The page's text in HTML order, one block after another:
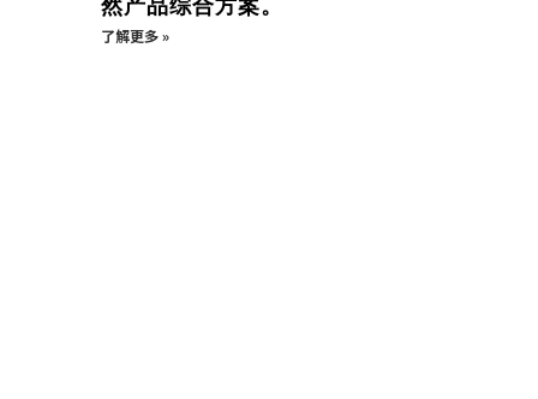
然产品综合方案。
了解更多 »